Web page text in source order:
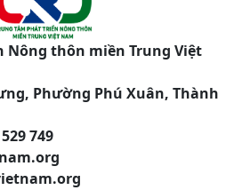
Nông thôn miền Trung Việt
Phường Phú Xuân, Thành
749